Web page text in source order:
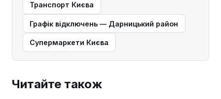
Транспорт Києва
Графік відключень — Дарницький район
Супермаркети Києва
Читайте також